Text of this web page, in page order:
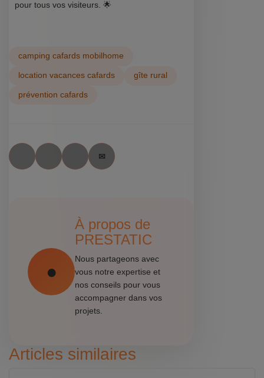
pour tous vos visiteurs. 🌟
camping cafards mobilhome
location vacances cafards gîte rural
prévention cafards
À propos de
PRESTATIC
Nous partageons avec
vous notre expertise et
nos conseils pour vous
accompagner dans vos
projets.
Articles similaires